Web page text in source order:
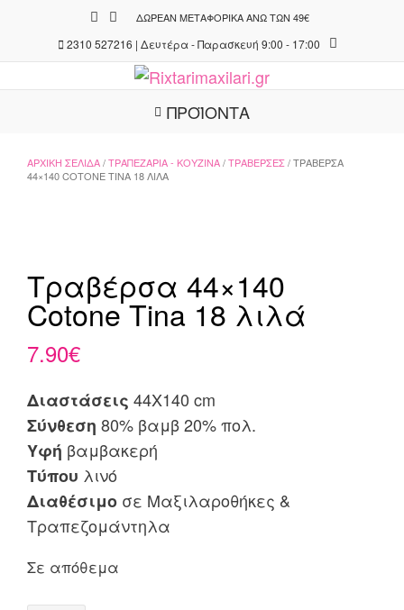
content
ΔΩΡΕΆΝ ΜΕΤΑΦΟΡΙΚΆ ΆΝΩ ΤΩΝ 49€
2310 527216 | Δευτέρα - Παρασκευή 9:00 - 17:00
ΠΡΟΪΟΝΤΑ
ΑΡΧΙΚΉ ΣΕΛΊΔΑ/ΤΡΑΠΕΖΑΡΊΑ - ΚΟΥΖΊΝΑ/ΤΡΑΒΈΡΣΕΣ/ ΤΡΑΒΈΡΣΑ
44×140 COTONE TINA 18 ΛΙΛΆ
Τραβέρσα 44×140
Cotone Tina 18 λιλά
7.90€
Διαστάσεις 44X140 cm
Σύνθεση 80% βαμβ 20% πολ.
Υφή βαμβακερή
Τύπου λινό
Διαθέσιμο σε Μαξιλαροθήκες &
Τραπεζομάντηλα
Σε απόθεμα